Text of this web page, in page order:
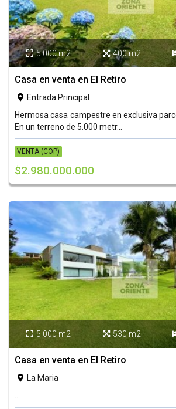
 5.000 m2  400 m2
Casa en venta en El Retiro
 Entrada Principal
Hermosa casa campestre en exclusiva
En un terreno de 5.000 metr...
VENTA (COP)
$2.980.000.000
 5.000 m2  530 m2
Casa en venta en El Retiro
 La Maria